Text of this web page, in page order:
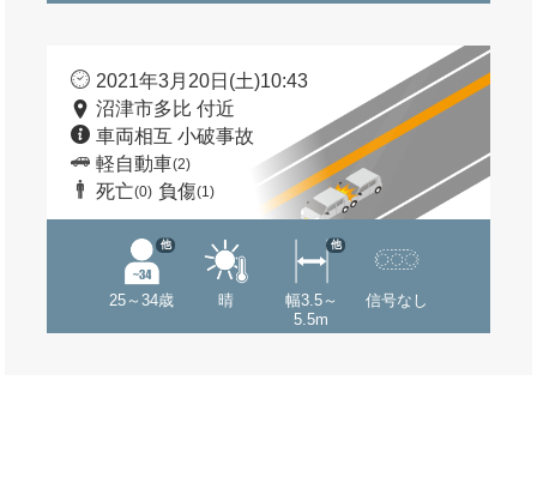
2021年3月20日(土)10:43
沼津市多比 付近
車両相互 小破事故
軽自動車(2)
死亡(0) 負傷(1)
25～34歳
他
晴
幅3.5～
5.5m
他
信号なし